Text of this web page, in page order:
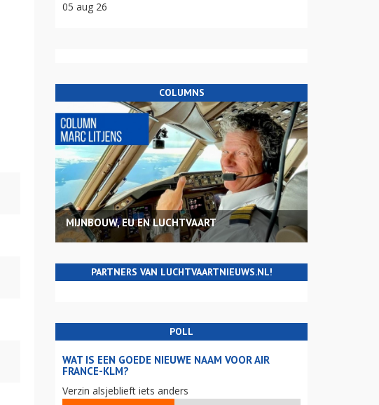
05 aug 26
COLUMNS
MIJNBOUW, EU EN LUCHTVAART
PARTNERS VAN LUCHTVAARTNIEUWS.NL!
POLL
WAT IS EEN GOEDE NIEUWE NAAM VOOR AIR
FRANCE-KLM?
Verzin alsjeblieft iets anders